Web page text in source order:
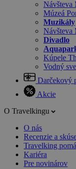
Návšteva
Múzeá
Muzikály
Návšteva
Divadlo
Kúpele
Vodný
Darčekový
Akcie
O Travelkingu
O nás
Recenzie a
Travelking
Kariéra
Pre novinárov